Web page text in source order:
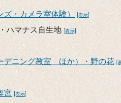
・カメラ室体験） [表示]
ハマナス自生地 [表示]
デニング教室 ほか）・野の花 [
宮 [表示]